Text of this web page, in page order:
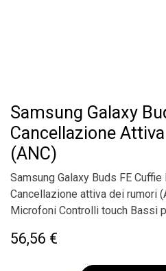
Samsung Galaxy
Cancellazione
(ANC)
Samsung Galaxy Buds FE
Cancellazione attiva dei rumori
Microfoni Controlli touch Bassi
56,56 €